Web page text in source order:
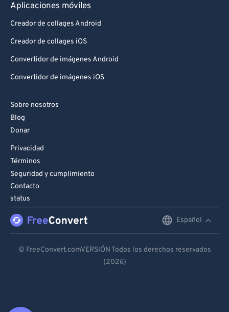
Aplicaciones móviles
Creador de collages Android
Creador de collages iOS
Convertidor de imágenes Android
Convertidor de imágenes iOS
Sobre nosotros
Blog
Donar
Privacidad
Términos
Seguridad y cumplimiento
Contacto
status
Español
Español
© FreeConvert.comVERSIÓN Todos los derechos reservados
(2026)